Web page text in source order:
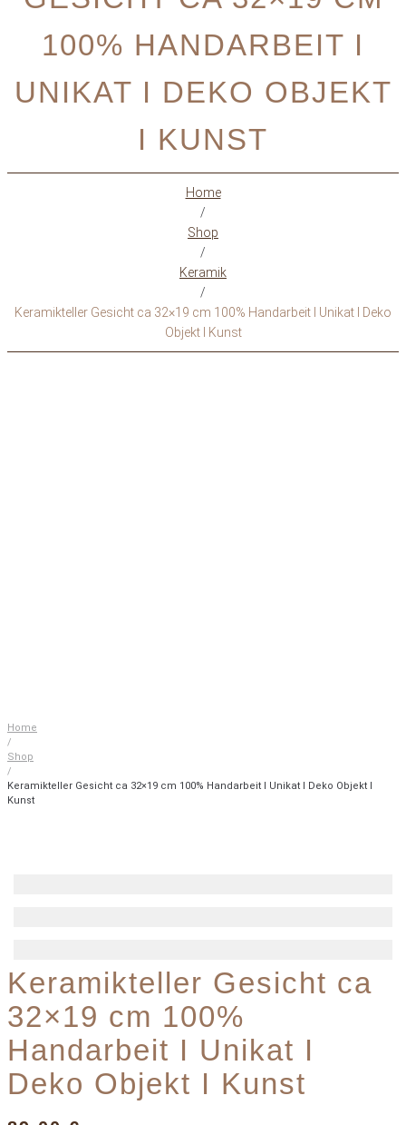
100% HANDARBEIT I
UNIKAT I DEKO OBJEKT
I KUNST
Home
/
Shop
/
Keramik
/
Keramikteller Gesicht ca 32×19 cm 100% Handarbeit I Unikat I Deko
Objekt I Kunst
Home
/
Shop
/
Keramikteller Gesicht ca 32×19 cm 100% Handarbeit I Unikat I Deko Objekt I
Kunst
Keramikteller Gesicht ca
32×19 cm 100%
Handarbeit I Unikat I
Deko Objekt I Kunst